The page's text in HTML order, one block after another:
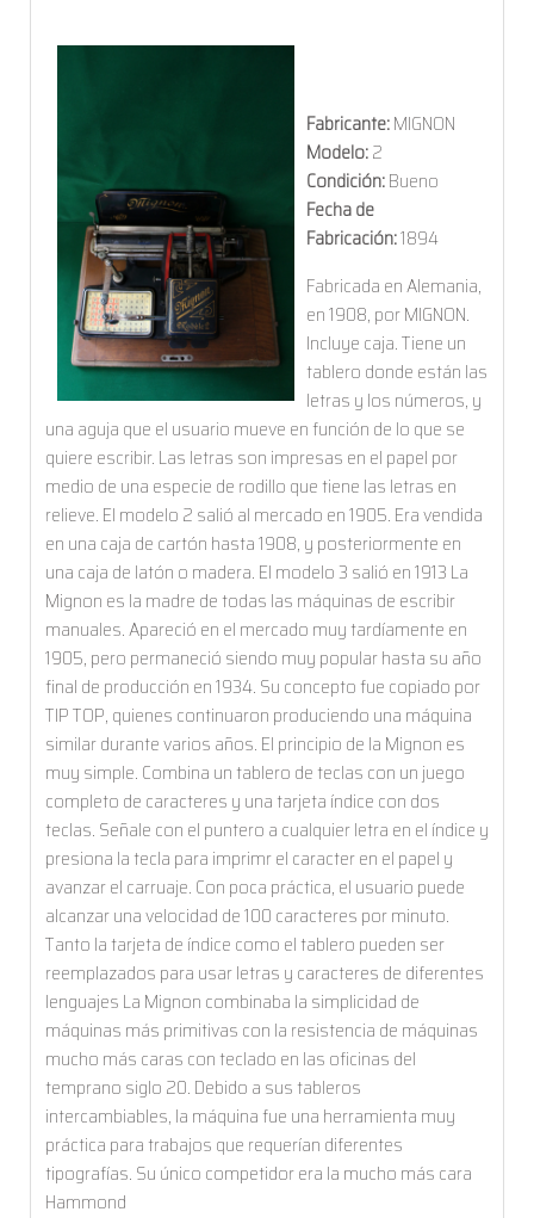
Fabricante:MIGNON
Modelo:2
Condición:Bueno
Fecha de
Fabricación:1894
Fabricada en Alemania,
en 1908, por MIGNON.
Incluye caja. Tiene un
tablero donde están las
letras y los números, y
una aguja que el usuario mueve en función de lo que se
quiere escribir. Las letras son impresas en el papel por
medio de una especie de rodillo que tiene las letras en
relieve. El modelo 2 salió al mercado en 1905. Era vendida
en una caja de cartón hasta 1908, y posteriormente en
una caja de latón o madera. El modelo 3 salió en 1913 La
Mignon es la madre de todas las máquinas de escribir
manuales. Apareció en el mercado muy tardíamente en
1905, pero permaneció siendo muy popular hasta su año
final de producción en 1934. Su concepto fue copiado por
TIP TOP, quienes continuaron produciendo una máquina
similar durante varios años. El principio de la Mignon es
muy simple. Combina un tablero de teclas con un juego
completo de caracteres y una tarjeta índice con dos
teclas. Señale con el puntero a cualquier letra en el índice y
presiona la tecla para imprimr el caracter en el papel y
avanzar el carruaje. Con poca práctica, el usuario puede
alcanzar una velocidad de 100 caracteres por minuto.
Tanto la tarjeta de índice como el tablero pueden ser
reemplazados para usar letras y caracteres de diferentes
lenguajes La Mignon combinaba la simplicidad de
máquinas más primitivas con la resistencia de máquinas
mucho más caras con teclado en las oficinas del
temprano siglo 20. Debido a sus tableros
intercambiables, la máquina fue una herramienta muy
práctica para trabajos que requerían diferentes
tipografías. Su único competidor era la mucho más cara
Hammond